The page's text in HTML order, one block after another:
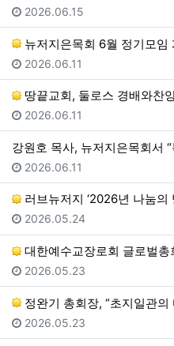
등록일
2026.06.15
뉴저지은목회 6월 정기모임
등록일
2026.06.11
땅끝교회, 둘로스 경배와찬양
등록일
2026.06.11
강원호 목사, 뉴저지은목회서
등록일
2026.06.11
러브뉴저지 ‘2026년 나눔
등록일
2026.05.24
대한예수교장로회 글로벌총
등록일
2026.05.23
정완기 총회장, “초지일관
등록일
2026.05.23